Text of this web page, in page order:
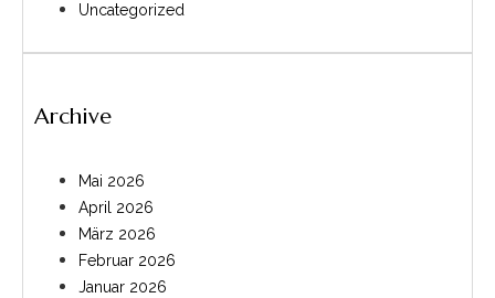
Uncategorized
Archive
Mai 2026
April 2026
März 2026
Februar 2026
Januar 2026